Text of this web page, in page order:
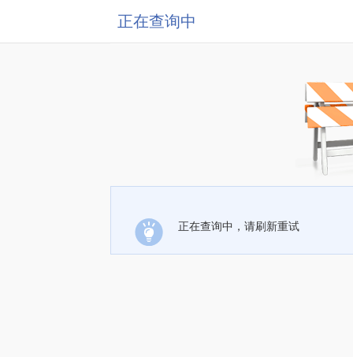
正在查询中
正在查询中，请刷新重试